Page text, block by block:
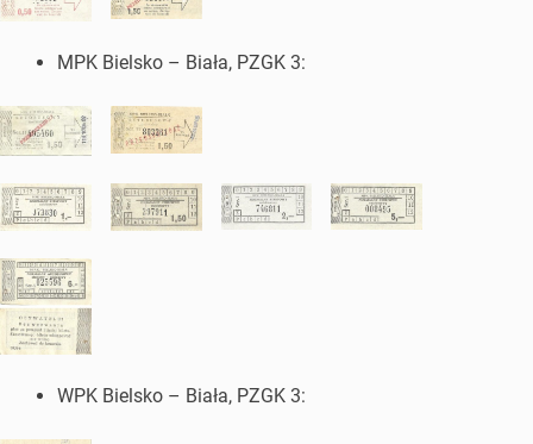
MPK Bielsko – Biała, PZGK 3:
WPK Bielsko – Biała, PZGK 3: